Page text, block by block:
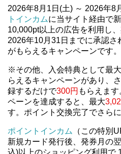
2026年8月1日(土) ～ 2026年8
トインカムに当サイト経由で
10,000pt以上の広告を利用し
2026年10月31日までに承認さ
がもらえるキャンペーンです。
※その他、入会特典として最大
らえるキャンペーンがあり、
録するだけで300円 もらえま
ペーンを達成すると、最大
す。ポイント交換完了でさらに
ポイントインカム
（この特別
新規カード発行後、発券月の